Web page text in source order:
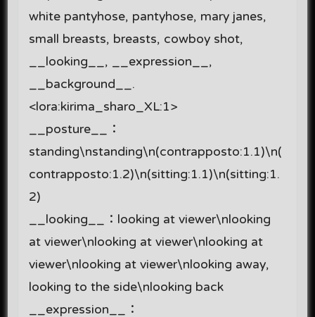
white pantyhose, pantyhose, mary janes,
small breasts, breasts, cowboy shot,
__looking__, __expression__,
__background__.
<lora:kirima_sharo_XL:1>
__posture__：
standing\nstanding\n(contrapposto:1.1)\n(
contrapposto:1.2)\n(sitting:1.1)\n(sitting:1.
2)
__looking__：looking at viewer\nlooking
at viewer\nlooking at viewer\nlooking at
viewer\nlooking at viewer\nlooking away,
looking to the side\nlooking back
__expression__：